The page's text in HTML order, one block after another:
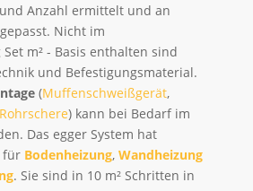
Anzahl ermittelt und an
Nicht im
m² - Basis enthalten sind
und Befestigungsmaterial.
(Muffenschweißgerät,
Rohrschere) kann bei Bedarf im
Das egger System hat
für Bodenheizung, Wandheizung
. Sie sind in 10 m² Schritten in